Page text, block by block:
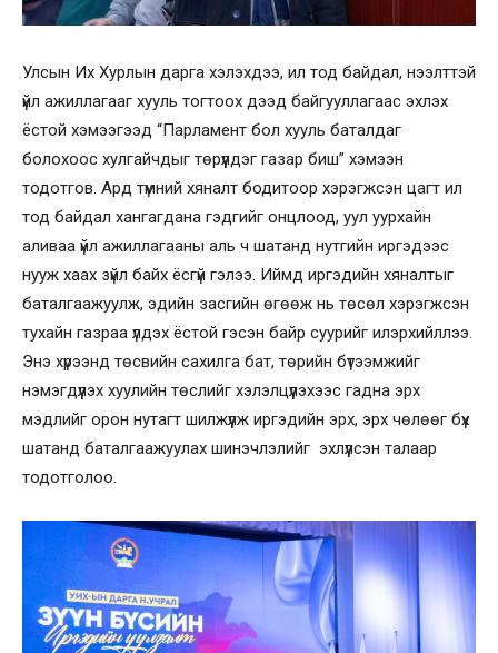
Улсын Их Хурлын дарга хэлэхдээ, ил тод байдал, нээлттэй
үйл ажиллагааг хууль тогтоох дээд байгууллагаас эхлэх
ёстой хэмээгээд “Парламент бол хууль баталдаг
болохоос хулгайчдыг төрүүлдэг газар биш” хэмээн
тодотгов. Ард түмний хяналт бодитоор хэрэгжсэн цагт ил
тод байдал хангагдана гэдгийг онцлоод, уул уурхайн
аливаа үйл ажиллагааны аль ч шатанд нутгийн иргэдээс
нууж хаах зүйл байх ёсгүй гэлээ. Иймд иргэдийн хяналтыг
баталгаажуулж, эдийн засгийн өгөөж нь төсөл хэрэгжсэн
тухайн газраа үлдэх ёстой гэсэн байр суурийг илэрхийллээ.
Энэ хүрээнд төсвийн сахилга бат, төрийн бүтээмжийг
нэмэгдүүлэх хуулийн төслийг хэлэлцүүлэхээс гадна эрх
мэдлийг орон нутагт шилжүүлж иргэдийн эрх, эрх чөлөөг бүх
шатанд баталгаажуулах шинэчлэлийг эхлүүлсэн талаар
тодотголоо.